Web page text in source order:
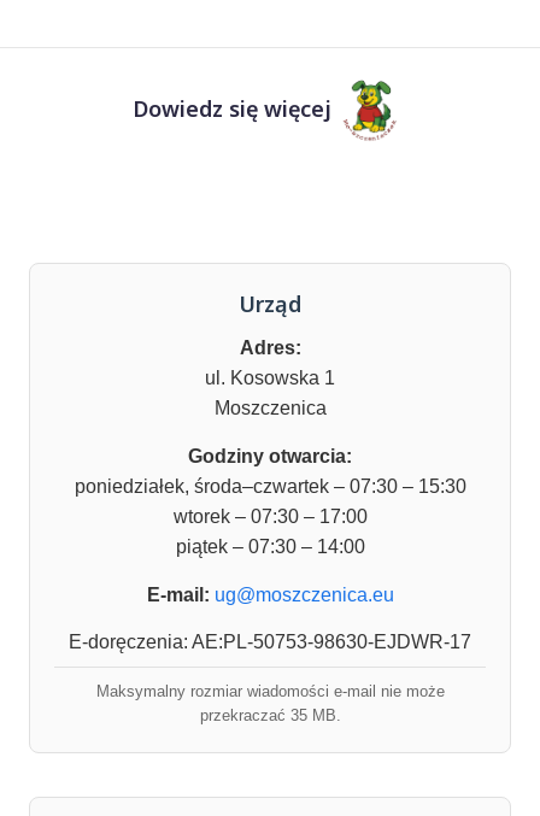
Dowiedz się więcej
Urząd
Adres:
ul. Kosowska 1
Moszczenica
Godziny otwarcia:
poniedziałek, środa–czwartek – 07:30 – 15:30
wtorek – 07:30 – 17:00
piątek – 07:30 – 14:00
E-mail: ug@moszczenica.eu
E-doręczenia: AE:PL-50753-98630-EJDWR-17
Maksymalny rozmiar wiadomości e-mail nie może
przekraczać 35 MB.